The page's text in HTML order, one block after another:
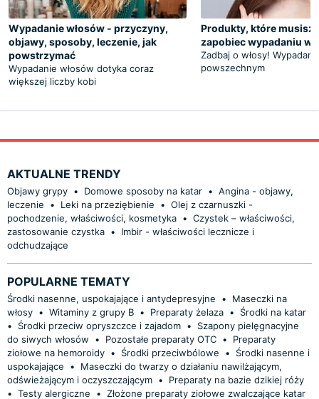
Wypadanie włosów - przyczyny,
objawy, sposoby, leczenie, jak
powstrzymać
Wypadanie włosów dotyka coraz
większej liczby kobi
Produkty, które musisz
zapobiec wypadaniu
Zadbaj o włosy!
powszechnym
AKTUALNE TRENDY
Objawy grypy • Domowe sposoby na katar • Angina - objawy,
leczenie
• Leki na przeziębienie • Olej z czarnuszki -
pochodzenie, właściwości, kosmetyka • Czystek – właściwości,
zastosowanie czystka •
Imbir - właściwości lecznicze i
odchudzające
POPULARNE TEMATY
Środki nasenne, uspokajające i antydepresyjne •
Maseczki na
włosy • Witaminy z grupy B • Preparaty żelaza •
Środki na katar
•
Środki przeciw opryszczce i zajadom •
Szapony pielęgnacyjne
do siwych włosów
• Pozostałe preparaty OTC •
Preparaty
ziołowe na hemoroidy • Środki przeciwbólowe •
Środki nasenne i
uspokajające
•
Maseczki do twarzy o działaniu nawilżającym,
odświeżającym i oczyszczającym •
Preparaty na bazie dzikiej róży
• Testy alergiczne • Złożone preparaty ziołowe zwalczające katar